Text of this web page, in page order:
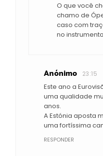
O que você
chamo de
caso com
no
Anónimo 23:15
Este ano a
uma qualidade
anos.
A Estónia aposta
uma fortíssima
RESPONDER